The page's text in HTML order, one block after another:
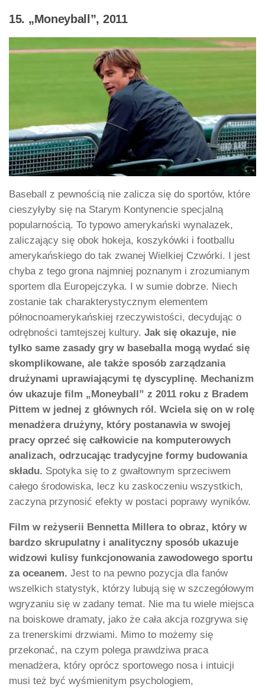
15. „Moneyball”, 2011
Baseball z pewnością nie zalicza się do sportów, które
cieszyłyby się na Starym Kontynencie specjalną
popularnością. To typowo amerykański wynalazek,
zaliczający się obok hokeja, koszykówki i footballu
amerykańskiego do tak zwanej Wielkiej Czwórki. I jest
chyba z tego grona najmniej poznanym i zrozumianym
sportem dla Europejczyka. I w sumie dobrze. Niech
zostanie tak charakterystycznym elementem
północnoamerykańskiej rzeczywistości, decydując o
odrębności tamtejszej kultury. Jak się okazuje, nie
tylko same zasady gry w baseballa mogą wydać się
skomplikowane, ale także sposób zarządzania
drużynami uprawiającymi tę dyscyplinę. Mechanizm
ów ukazuje film „Moneyball” z 2011 roku z Bradem
Pittem w jednej z głównych ról. Wciela się on w rolę
menadżera drużyny, który postanawia w swojej
pracy oprzeć się całkowicie na komputerowych
analizach, odrzucając tradycyjne formy budowania
składu. Spotyka się to z gwałtownym sprzeciwem
całego środowiska, lecz ku zaskoczeniu wszystkich,
zaczyna przynosić efekty w postaci poprawy wyników.
Film w reżyserii Bennetta Millera to obraz, który w
bardzo skrupulatny i analityczny sposób ukazuje
widzowi kulisy funkcjonowania zawodowego sportu
za oceanem. Jest to na pewno pozycja dla fanów
wszelkich statystyk, którzy lubują się w szczegółowym
wgryzaniu się w zadany temat. Nie ma tu wiele miejsca
na boiskowe dramaty, jako że cała akcja rozgrywa się
za trenerskimi drzwiami. Mimo to możemy się
przekonać, na czym polega prawdziwa praca
menadżera, który oprócz sportowego nosa i intuicji
musi też być wyśmienitym psychologiem,